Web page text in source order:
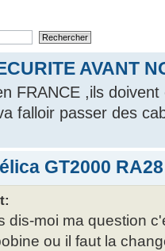
AVANT
FRANCE ,ils
falloir passer des
GT2000 RA28
dis-moi ma question
ou il faut la